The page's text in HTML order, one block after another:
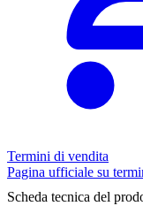
Termini di vendita
Pagina ufficiale su
Scheda tecnica del